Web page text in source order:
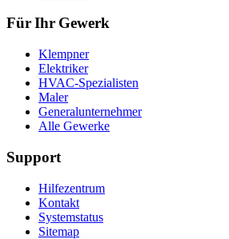
Für Ihr Gewerk
Klempner
Elektriker
HVAC-Spezialisten
Maler
Generalunternehmer
Alle Gewerke
Support
Hilfezentrum
Kontakt
Systemstatus
Sitemap